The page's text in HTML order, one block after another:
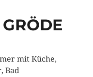
mit Küche,
Bad